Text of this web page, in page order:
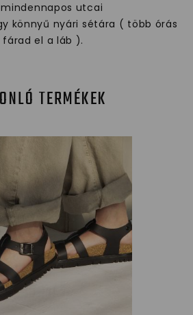
utcai
könnyű nyári sétára ( több órás
el a láb ).
TERMÉKEK